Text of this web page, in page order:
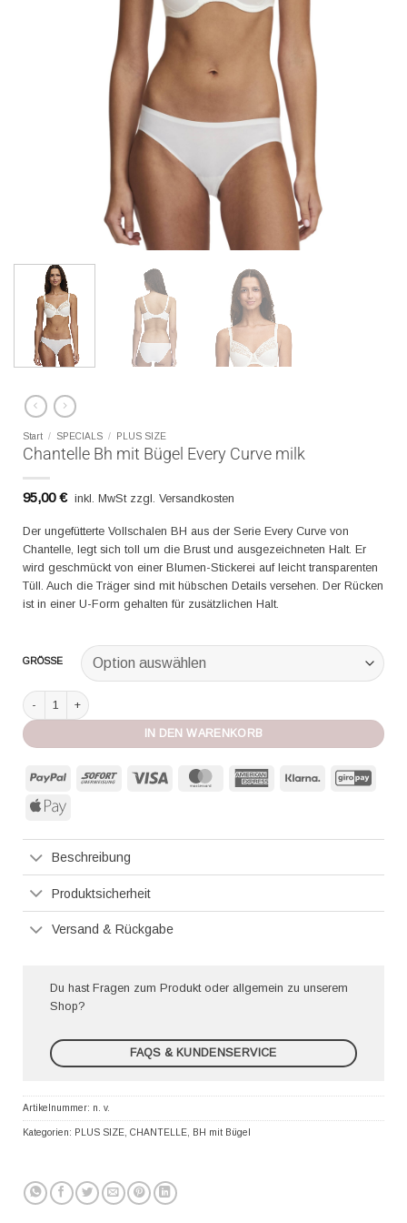
Start / SPECIALS / PLUS SIZE
Chantelle Bh mit Bügel Every Curve milk
95,00€ inkl. MwSt zzgl. Versandkosten
Der ungefütterte Vollschalen BH aus der Serie Every Curve von
Chantelle, legt sich toll um die Brust und ausgezeichneten Halt. Er
wird geschmückt von einer Blumen-Stickerei auf leicht transparenten
Tüll. Auch die Träger sind mit hübschen Details versehen. Der Rücken
ist in einer U-Form gehalten für zusätzlichen Halt.
GRÖSSE
Chantelle Bh mit Bügel Every Curve milk Menge
IN DEN WARENKORB
PayPal Sofort MasterCard American
Klarna
Apple
Beschreibung
Produktsicherheit
Versand & Rückgabe
Du hast Fragen zum Produkt oder allgemein zu unserem
Shop?
FAQS & KUNDENSERVICE
Artikelnummer: n. v.
Kategorien: PLUS SIZE CHANTELLE BH mit Bügel